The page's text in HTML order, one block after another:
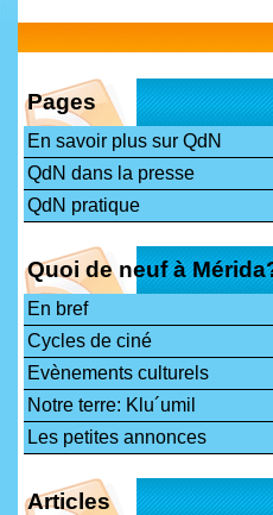
Pages
En savoir plus sur QdN
QdN dans la presse
QdN pratique
Quoi de neuf à
En bref
Cycles de ciné
Evènements culturels
Notre terre: Klu´umil
Les petites annonces
Articles